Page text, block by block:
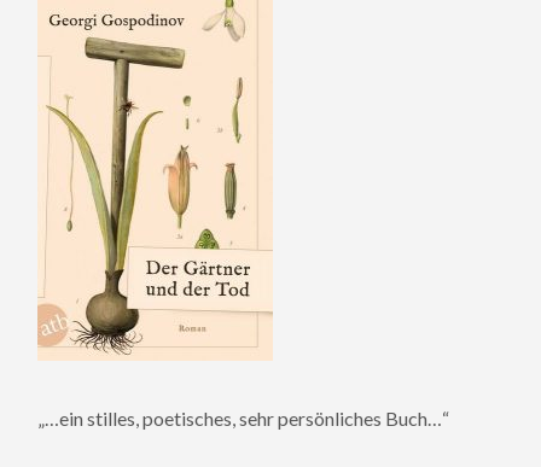
„…ein stilles, poetisches, sehr persönliches Buch…“